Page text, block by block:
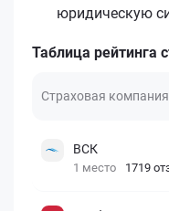
юридическую
Таблица рейтинга
Страховая компания
ВСК
1 место 1719